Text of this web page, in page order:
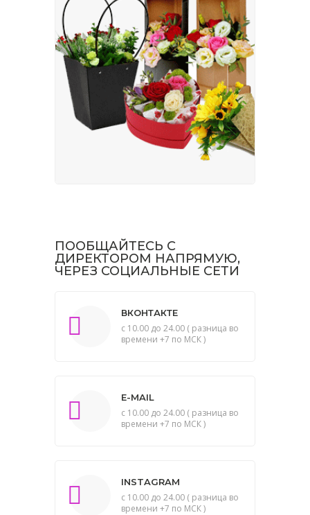
ПООБЩАЙТЕСЬ С
ДИРЕКТОРОМ НАПРЯМУЮ,
ЧЕРЕЗ СОЦИАЛЬНЫЕ СЕТИ
ВКОНТАКТЕ
с 10.00 до 24.00 ( разница во
времени +7 по МСК )
E-MAIL
с 10.00 до 24.00 ( разница во
времени +7 по МСК )
INSTAGRAM
с 10.00 до 24.00 ( разница во
времени +7 по МСК )